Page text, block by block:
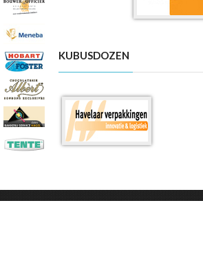
KUBUSDOZEN